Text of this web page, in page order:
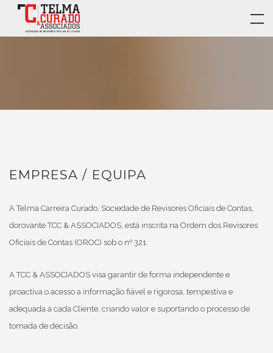
EMPRESA / EQUIPA
A Telma Carreira Curado, Sociedade de Revisores Oficiais de Contas,
dorovante TCC & ASSOCIADOS, está inscrita na Ordem dos Revisores
Oficiais de Contas (OROC) sob o nº 321.
A TCC & ASSOCIADOS visa garantir de forma independente e
proactiva o acesso a informação fiável e rigorosa, tempestiva e
adequada a cada Cliente, criando valor e suportando o processo de
tomada de decisão.